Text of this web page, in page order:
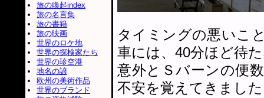
タイミングの悪いこ
車には、40分ほど待
意外とＳバーンの便
不安を覚えてきまし
旅の喚起index
旅の名言集
旅の書籍
旅の映画
世界のロケ地
世界の探検家たち
世界の珍空港
地名の諺
欧州の美術作品
世界のブランド